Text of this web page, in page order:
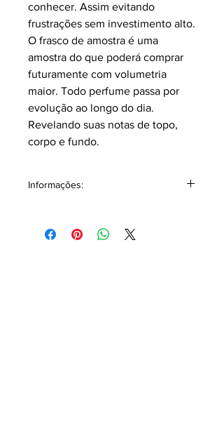
conhecer. Assim evitando
frustrações sem investimento alto.
O frasco de amostra é uma
amostra do que poderá comprar
futuramente com volumetria
maior. Todo perfume passa por
evolução ao longo do dia.
Revelando suas notas de topo,
corpo e fundo.
Informações:
Classificação: Âmbar oriental.
Pirâmide Olfativa